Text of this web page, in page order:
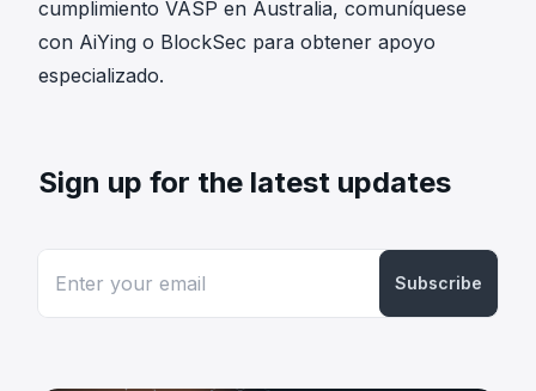
cumplimiento VASP en Australia, comuníquese
con AiYing o BlockSec para obtener apoyo
especializado.
Sign up for the latest updates
Subscribe